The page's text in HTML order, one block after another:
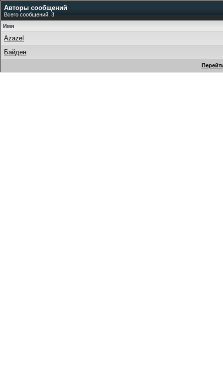
Авторы сообщений
Всего сообщений: 3
Имя
Azazel
Байден